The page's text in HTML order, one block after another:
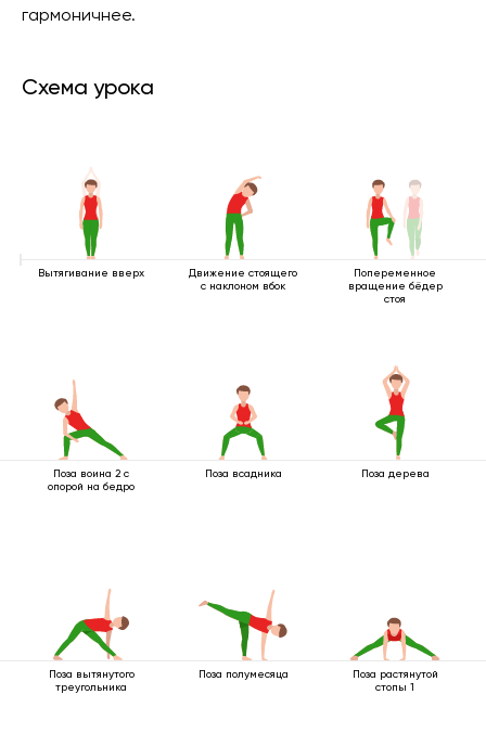
гармоничнее.
Схема урока
Вытягивание вверх
Движение стоящего
с наклоном вбок
Попеременное
вращение бёдер
стоя
Поза воина 2 с
опорой на бедро
Поза всадника Поза дерева
Поза вытянутого
треугольника
Поза полумесяца
Поза растянутой
стопы 1